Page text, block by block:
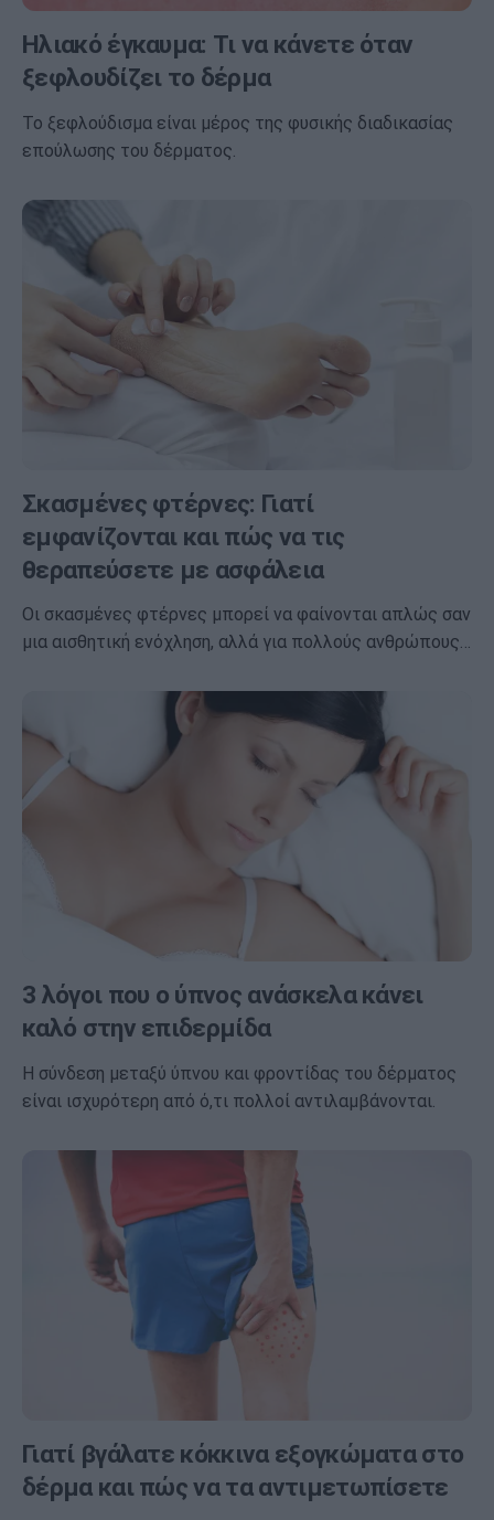
Ηλιακό έγκαυμα: Τι να κάνετε όταν
ξεφλουδίζει το δέρμα
Το ξεφλούδισμα είναι μέρος της φυσικής διαδικασίας
επούλωσης του δέρματος.
Σκασμένες φτέρνες: Γιατί
εμφανίζονται και πώς να τις
θεραπεύσετε με ασφάλεια
Οι σκασμένες φτέρνες μπορεί να φαίνονται απλώς σαν
μια αισθητική ενόχληση, αλλά για πολλούς ανθρώπους…
3 λόγοι που ο ύπνος ανάσκελα κάνει
καλό στην επιδερμίδα
Η σύνδεση μεταξύ ύπνου και φροντίδας του δέρματος
είναι ισχυρότερη από ό,τι πολλοί αντιλαμβάνονται.
Γιατί βγάλατε κόκκινα εξογκώματα στο
δέρμα και πώς να τα αντιμετωπίσετε